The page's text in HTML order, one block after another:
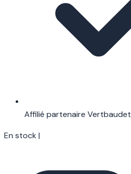
Affilié partenaire Vertbaudet
En stock |